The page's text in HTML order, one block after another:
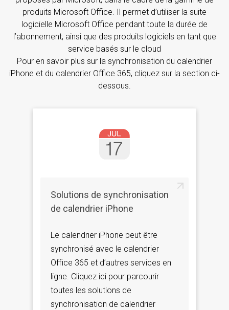
produits Microsoft Office. Il permet d’utiliser la suite
logicielle Microsoft Office pendant toute la durée de
l’abonnement, ainsi que des produits logiciels en tant que
service basés sur le cloud
Pour en savoir plus sur la synchronisation du calendrier
iPhone et du calendrier Office 365, cliquez sur la section ci-
dessous.
Solutions de synchronisation
de calendrier iPhone
Le calendrier iPhone peut être
synchronisé avec le calendrier
Office 365 et d’autres services en
ligne. Cliquez ici pour parcourir
toutes les solutions de
synchronisation de calendrier